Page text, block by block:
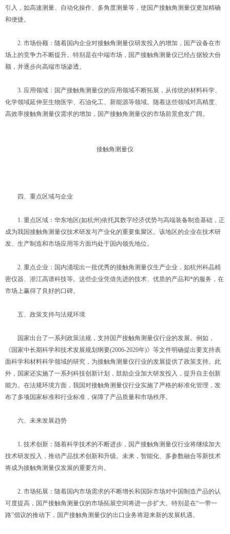
引入，如高速测量、自动化操作、多角度测量等，使国产接触角测量仪更加精确
和便捷。
2. 市场份额：随着国内企业对接触角测量仪研发投入的增加，国产设备在市
场上的竞争力不断提升。特别是在中端市场，国产接触角测量仪已经占据较大份
额，并逐步向高端市场渗透。
3. 应用领域：国产接触角测量仪的应用领域不断拓展，从传统的材料科学、
化学领域延伸至生物医学、石油化工、新能源等领域。随着这些领域对高精度、
高效率接触角测量仪需求的增加，国产接触角测量仪的市场前景愈发广阔。
接触角测量仪
四、重点区域与企业
1. 重点区域：华东地区(如杭州)依托其数字经济优势与高端装备制造基础，正
成为我国接触角测量仪技术研发与产业化的重要集聚区。该地区的企业在技术研
发、生产制造和市场应用等方面均处于国内领先地位。
2. 重点企业：国内涌现出一批优秀的接触角测量仪生产企业，如杭州科晶精
密仪器、浙江高谱科技等。这些企业凭借先进的技术、优质的产品和*的服务，在
市场上赢得了良好的口碑。
五、政策支持与法规环境
国家出台了一系列政策法规，支持国产接触角测量仪行业的发展。例如，
《国家中长期科学和技术发展规划纲要(2006-2020年)》等文件明确提出要支持表
面科学和材料科学领域的研究，为接触角测量仪行业的发展提供了政策支持。此
外，国家还实施了一系列科技创新计划，鼓励企业加大研发投入，提升自主创新
能力。在法规环境方面，我国对接触角测量仪行业实施了严格的标准化管理，发
布了多项国家标准和行业标准，保障了产品质量和市场秩序。
六、未来发展趋势
1. 技术创新：随着科学技术的不断进步，国产接触角测量仪行业将继续加大
技术研发投入，推动产品技术创新和升级。未来，智能化、多参数融合等新技术
将成为接触角测量仪发展的重要方向。
2. 市场拓展：随着国内市场需求的不断增长和国际市场对中国制造产品的认
可度提高，国产接触角测量仪的市场拓展空间将进一步扩大。特别是在“一带一
路”倡议的推动下，国产接触角测量仪的出口业务将迎来新的发展机遇。